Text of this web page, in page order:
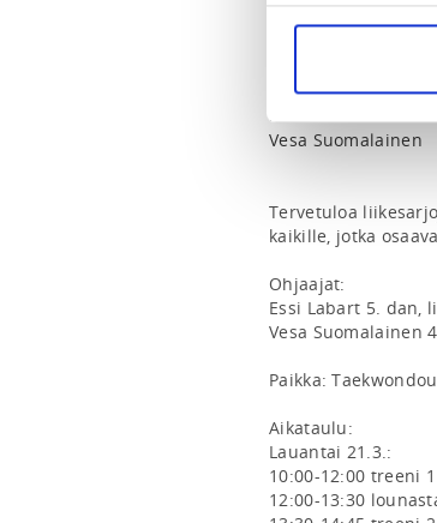
0401393933
COACHS
Vesa Suomalainen
Tervetuloa
kaikille, jotka
Ohjaajat:
Essi Labart 5. dan,
Vesa Suomalainen
Paikka:
Aikataulu:
Lauantai 21.3.:
10:00-12:00 treeni 1
12:00-13:30